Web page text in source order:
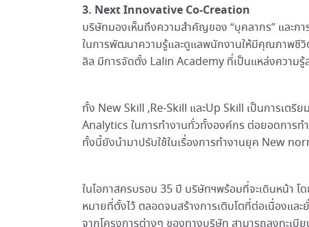
3. Next Innovative Co-Creation
บริษัทมองเห็นถึงความสำคัญของ “บุคลากร” และ
ในการพัฒนาความรู้และดูแลพนักงานให้มีคุณภาพชีวิ
ลิล มีการจัดตั้ง Lalin Academy ที่เป็นแหล่งความ
ทั้ง New Skill ,Re-Skill และUp Skill เป็นการเตรี
Analytics ในการทำงานทั่วทั้งองค์กร ต่อยอดการ
ทั้งนี้ยังนำมาปรับใช้ในเรื่องการทำงานยุค New
ในโอกาสครบรอบ 35 ปี บริษัทฯพร้อมที่จะเดินหน้า
หมายที่ตั้งไว้ ตลอดจนสร้างการเติบโตที่ต่อเนื่องแล